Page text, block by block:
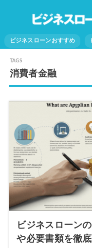
ビジネスローンおすすめ
消費者金融
ビジネスローン
や必要書類を徹